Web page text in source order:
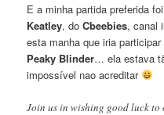
E a minha partida preferida
Keatley, doCbeebies, canal
esta manha que iria
Peaky Blinder… ela estava
impossível nao acreditar
Join us in wishing good luck to